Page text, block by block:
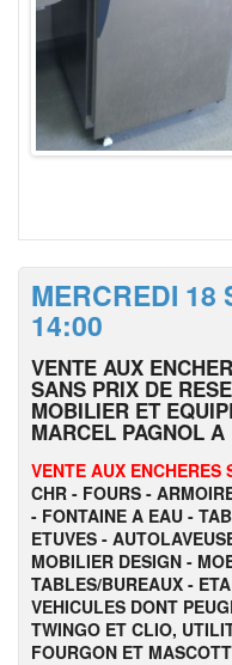
MERCREDI 18
14:00
VENTE AUX
SANS PRIX DE
MOBILIER ET
MARCEL PAGNOL
VENTE AUX ENCHERES
CHR - FOURS -
- FONTAINE A EAU -
ETUVES -
MOBILIER DESIGN -
TABLES/BUREAUX -
VEHICULES DONT
TWINGO ET CLIO,
FOURGON ET